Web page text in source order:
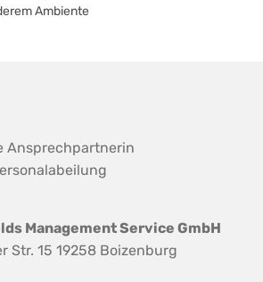
Ambiente
Ansprechpartnerin
Management Service GmbH
Str. 15 19258 Boizenburg